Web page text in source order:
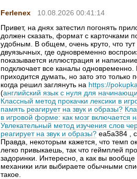
Ferlenex
10.08.2026 00:41:14
Привет, на днях затестил погонять
должен сказать, формат с карточками
удобным. В общем, очень круто, что
двуязычных, где одновременно
показывается иллюстрация и
подключает все каналы одновременно.
приходится думать, но зато это только
когда решил заглянуть на https://
(английский язык с нуля для
Классный метод прокачки лексики в
память реагирует на звук и образы?
в игровой форме: как мозг включается
Увлекательный метод изучения слов
реагирует на звук и образы? ea5a384 ,
Правда, некоторым кажется, что темп
легко привыкаешь, так что геймплей
задоринки. Интересно, а как вы вообще
механики или выбираете обычными
такое.